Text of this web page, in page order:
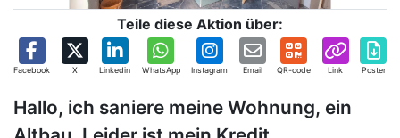
Teile diese Aktion über:
Facebook X Linkedin WhatsApp Instagram Email QR-code Link Poster
Hallo, ich saniere meine Wohnung, ein